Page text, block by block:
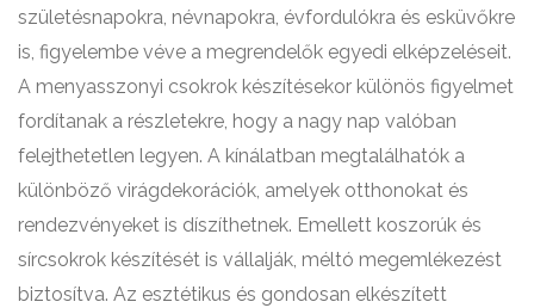
születésnapokra, névnapokra, évfordulókra és esküvőkre
is, figyelembe véve a megrendelők egyedi elképzeléseit.
A menyasszonyi csokrok készítésekor különös figyelmet
fordítanak a részletekre, hogy a nagy nap valóban
felejthetetlen legyen. A kínálatban megtalálhatók a
különböző virágdekorációk, amelyek otthonokat és
rendezvényeket is díszíthetnek. Emellett koszorúk és
sírcsokrok készítését is vállalják, méltó megemlékezést
biztosítva. Az esztétikus és gondosan elkészített